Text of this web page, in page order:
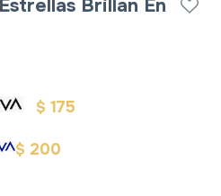
Brillan En
$ 175
$ 200